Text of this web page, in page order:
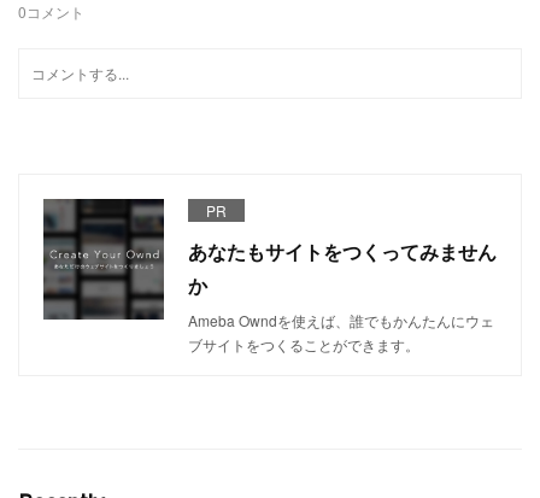
0コメント
PR
あなたもサイトをつくってみません
か
Ameba Owndを使えば、誰でもかんたんにウェ
ブサイトをつくることができます。